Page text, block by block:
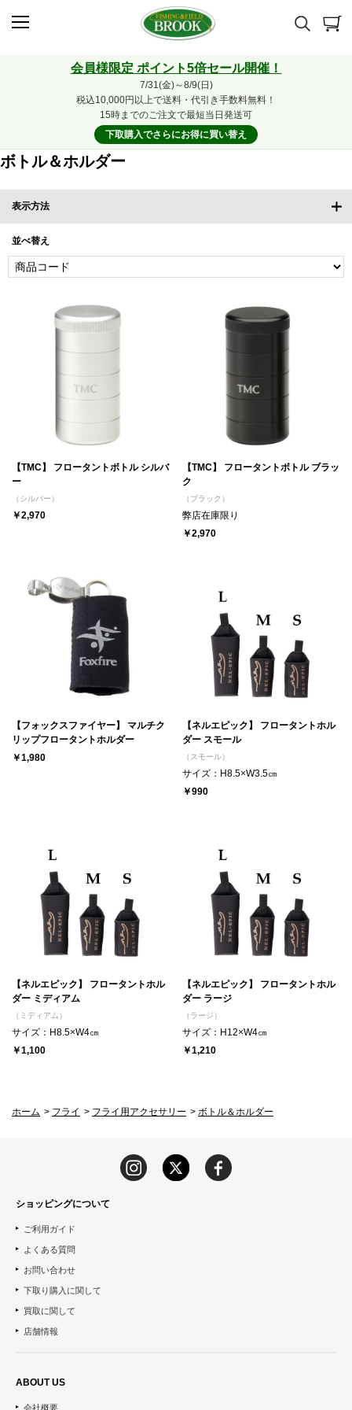
会員様限定 ポイント5倍セール開催！
7/31(金)～8/9(日)
税込10,000円以上で送料・代引き手数料無料！
15時までのご注文で最短当日発送可
下取購入でさらにお得に買い替え
ボトル＆ホルダー
表示方法
並べ替え
【TMC】 フロータントボトル シルバ
ー
（シルバー）
￥2,970
【TMC】 フロータントボトル ブラッ
ク
（ブラック）
弊店在庫限り
￥2,970
【フォックスファイヤー】 マルチク
リップフロータントホルダー
￥1,980
【ネルエピック】 フロータントホル
ダー スモール
（スモール）
サイズ：H8.5×W3.5㎝
￥990
【ネルエピック】 フロータントホル
ダー ミディアム
（ミディアム）
サイズ：H8.5×W4㎝
￥1,100
【ネルエピック】 フロータントホル
ダー ラージ
（ラージ）
サイズ：H12×W4㎝
￥1,210
ホーム > フライ > フライ用アクセサリー > ボトル＆ホルダー
ショッピングについて
ご利用ガイド
よくある質問
お問い合わせ
下取り購入に関して
買取に関して
店舗情報
ABOUT US
会社概要